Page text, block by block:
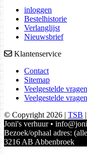
inloggen
Bestelhistorie
Verlanglijst
Nieuwsbrief
Klantenservice
Contact
Sitemap
Veelgestelde vragen
Veelgestelde
© Copyright 2026 | TSB |
Joni's verhuur •
Bezoek/ophaal adres:
3216 AB Abbenbroek